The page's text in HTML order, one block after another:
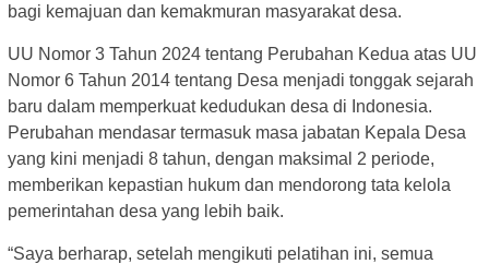
bagi kemajuan dan kemakmuran masyarakat desa.
UU Nomor 3 Tahun 2024 tentang Perubahan Kedua atas UU
Nomor 6 Tahun 2014 tentang Desa menjadi tonggak sejarah
baru dalam memperkuat kedudukan desa di Indonesia.
Perubahan mendasar termasuk masa jabatan Kepala Desa
yang kini menjadi 8 tahun, dengan maksimal 2 periode,
memberikan kepastian hukum dan mendorong tata kelola
pemerintahan desa yang lebih baik.
“Saya berharap, setelah mengikuti pelatihan ini, semua